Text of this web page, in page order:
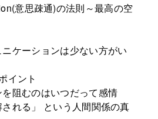
意思疎通)の法則～最高の空
ケーションは少ない方がい
イント
阻むのはいつだって感情
される」 という人間関係の真